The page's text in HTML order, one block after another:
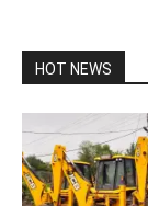
HOT NEWS